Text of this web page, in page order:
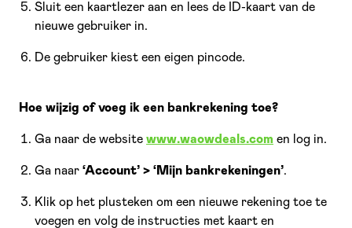
Sluit een kaartlezer aan en lees de ID-kaart van de
nieuwe gebruiker in.
De gebruiker kiest een eigen pincode.
Hoe wijzig of voeg ik een bankrekening toe?
Ga naar de website www.waowdeals.com en log in.
Ga naar ‘Account’ > ‘Mijn bankrekeningen’.
Klik op het plusteken om een nieuwe rekening toe te
voegen en volg de instructies met kaart en